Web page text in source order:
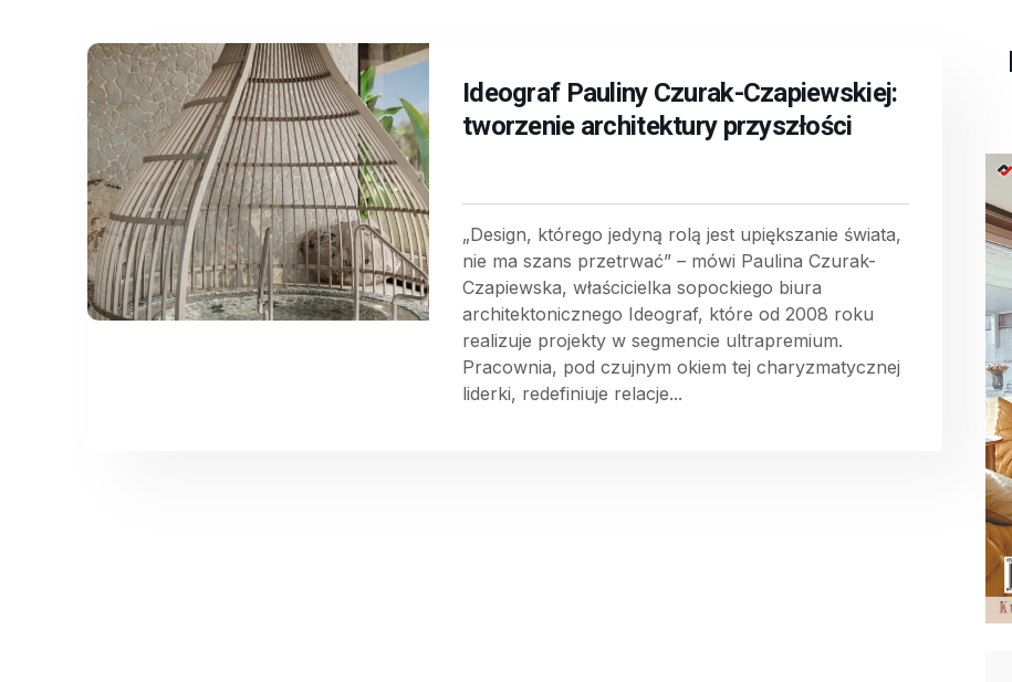
Ideograf Pauliny Czurak-Czapiewskiej:
tworzenie architektury przyszłości
„Design, którego jedyną rolą jest upiększanie świata,
nie ma szans przetrwać” – mówi Paulina Czurak-
Czapiewska, właścicielka sopockiego biura
architektonicznego Ideograf, które od 2008 roku
realizuje projekty w segmencie ultrapremium.
Pracownia, pod czujnym okiem tej charyzmatycznej
liderki, redefiniuje relacje...